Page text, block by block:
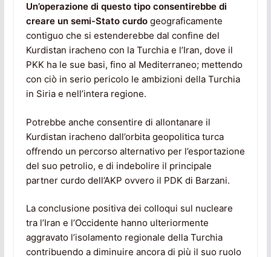
Un’operazione di questo tipo consentirebbe di
creare un semi-Stato curdogeograficamente
contiguo che si estenderebbe dal confine del
Kurdistan iracheno con la Turchia e l’Iran, dove il
PKK ha le sue basi, fino al Mediterraneo; mettendo
con ciò in serio pericolo le ambizioni della Turchia
in Siria e nell’intera regione.
Potrebbe anche consentire di allontanare il
Kurdistan iracheno dall’orbita geopolitica turca
offrendo un percorso alternativo per l’esportazione
del suo petrolio, e di indebolire il principale
partner curdo dell’AKP ovvero il PDK di Barzani.
La conclusione positiva dei colloqui sul nucleare
tra l’Iran e l’Occidente hanno ulteriormente
aggravato l’isolamento regionale della Turchia
contribuendo a diminuire ancora di più il suo ruolo